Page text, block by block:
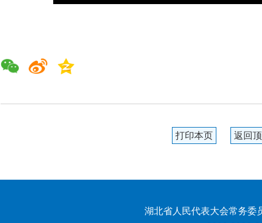
打印本页 返回
湖北省人民代表大会常务委